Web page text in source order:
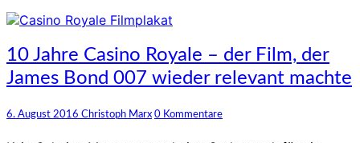
10
Jahre
Casino
–
10 Jahre Casino Royale – der Film, der
James Bond 007 wieder relevant machte
6. August 2016 Christoph Marx Kommentare
0 Kommentare